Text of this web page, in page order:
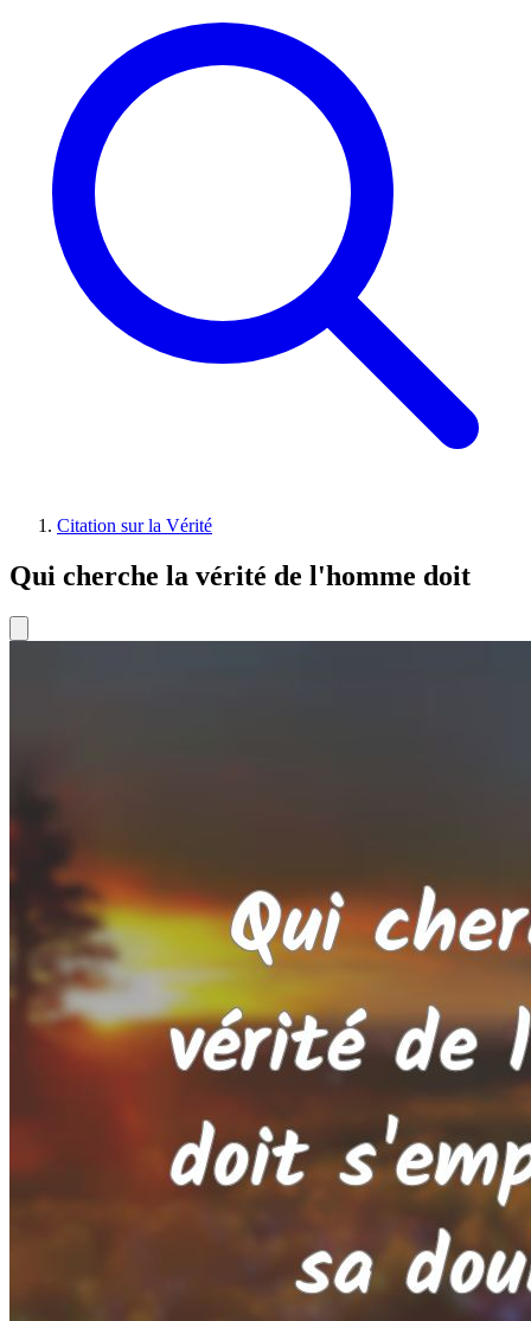
Citation sur la Vérité
Qui cherche la vérité de l'homme doit